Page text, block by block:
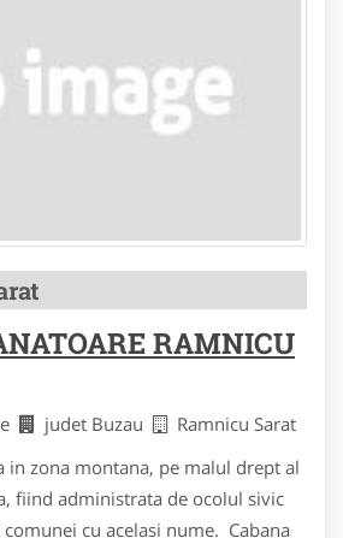
RAMNICU
judet Buzau
Ramnicu Sarat
in zona montana, pe malul drept al
fiind administrata de ocolul sivic
comunei cu acelasi nume. Cabana